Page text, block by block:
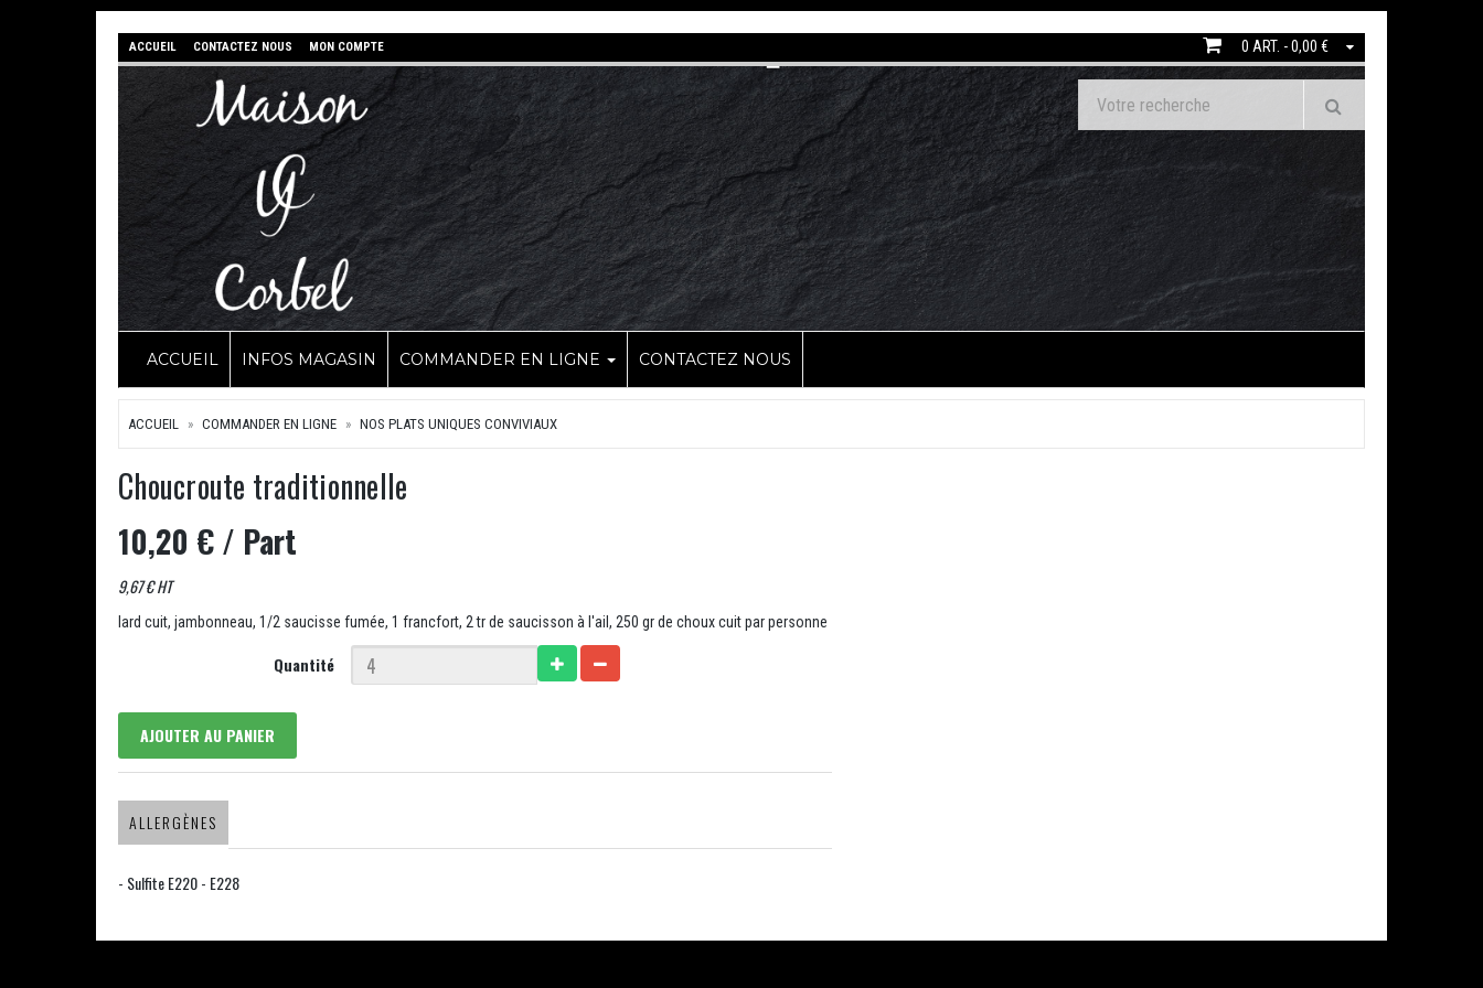
ACCUEIL CONTACTEZ NOUS MON COMPTE 0 ART. - 0,00 €
ACCUEIL INFOS MAGASIN COMMANDER EN LIGNE CONTACTEZ NOUS
ACCUEIL COMMANDER EN LIGNE NOS PLATS UNIQUES CONVIVIAUX
Choucroute traditionnelle
10,20 €/ Part
9,67 € HT
lard cuit, jambonneau, 1/2 saucisse fumée, 1 francfort, 2 tr de saucisson à l'ail, 250 gr de choux cuit par personne
Quantité
AJOUTER AU PANIER
ALLERGÈNES
- Sulfite E220 - E228